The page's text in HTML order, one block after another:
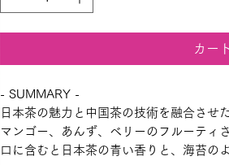
カー
- SUMMARY -
日本茶の魅力と中国茶の技術を融合させ
マンゴー、あんず、ベリーのフルーティ
口に含むと日本茶の青い香りと、海苔の